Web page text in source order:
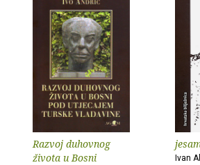
Razvoj duhovnog
života u Bosni
Ivan